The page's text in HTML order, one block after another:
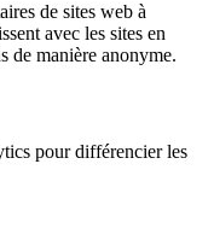
de sites web à
avec les sites en
de manière anonyme.
pour différencier les